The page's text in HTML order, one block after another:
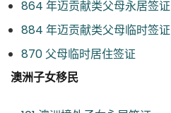
864 年迈贡献类父母永居签证
884 年迈贡献类父母临时签证
870 父母临时居住签证
澳洲子女移民